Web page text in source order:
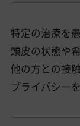
特定の治療を
頭皮の状態や
他の方との接
プライバシー